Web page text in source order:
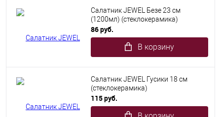
Салатник JEWEL Безе 23 см
(1200мл) (стеклокерамика)
86 руб.
В корзину
Салатник JEWEL Гусики 18 см
(стеклокерамика)
115 руб.